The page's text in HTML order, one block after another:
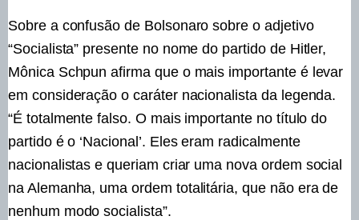
Sobre a confusão de Bolsonaro sobre o adjetivo
“Socialista” presente no nome do partido de Hitler,
Mônica Schpun afirma que o mais importante é levar
em consideração o caráter nacionalista da legenda.
“É totalmente falso. O mais importante no título do
partido é o ‘Nacional’. Eles eram radicalmente
nacionalistas e queriam criar uma nova ordem social
na Alemanha, uma ordem totalitária, que não era de
nenhum modo socialista”.